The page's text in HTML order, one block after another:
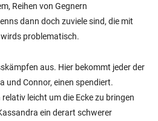
Reihen von Gegnern
dann doch zuviele sind, die mit
problematisch.
aus. Hier bekommt jeder der
und Connor, einen spendiert.
leicht um die Ecke zu bringen
ein derart schwerer